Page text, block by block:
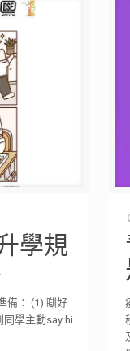
學規
備： (1) 瞓好
學主動say hi